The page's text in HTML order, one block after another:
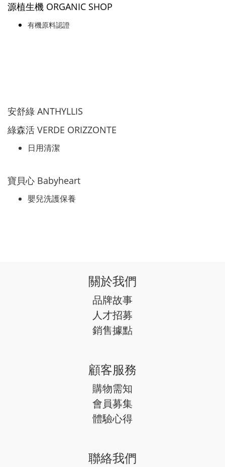
源植生機 ORGANIC SHOP
有機原料認證
安舒綠 ANTHYLLIS
綠森活 VERDE ORIZZONTE
日用清潔
寶貝心 Babyheart
嬰兒洗護保養
關於我們
品牌故事
人才招募
銷售據點
顧客服務
購物需知
會員募集
體驗心得
聯絡我們